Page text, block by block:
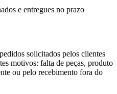
e entregues no prazo
solicitados pelos clientes
motivos: falta de peças, produto
ou pelo recebimento fora do